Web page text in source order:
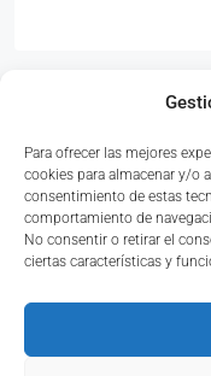
Para ofrecer las mejores
cookies para almacenar y/o
consentimiento de estas
comportamiento de
No consentir o retirar el
ciertas características y
Avinguda del País